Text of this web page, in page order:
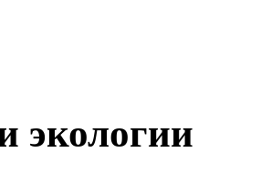
экологии